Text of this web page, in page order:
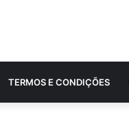
TERMOS E CONDIÇÕES